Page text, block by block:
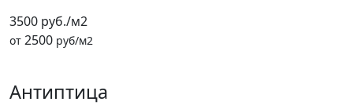
3500 руб./м2
от 2500 руб/м2
Антиптица